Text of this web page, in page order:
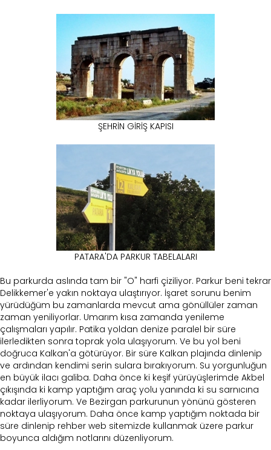
ŞEHRİN GİRİŞ KAPISI
PATARA'DA PARKUR TABELALARI
Bu parkurda aslında tam bir "O" harfi çiziliyor. Parkur beni tekrar
Delikkemer'e yakın noktaya ulaştırıyor. İşaret sorunu benim
yürüdüğüm bu zamanlarda mevcut ama gönüllüler zaman
zaman yeniliyorlar. Umarım kısa zamanda yenileme
çalışmaları yapılır. Patika yoldan denize paralel bir süre
ilerledikten sonra toprak yola ulaşıyorum. Ve bu yol beni
doğruca Kalkan'a götürüyor. Bir süre Kalkan plajında dinlenip
ve ardından kendimi serin sulara bırakıyorum. Su yorgunluğun
en büyük ilacı galiba. Daha önce ki keşif yürüyüşlerimde Akbel
çıkışında ki kamp yaptığım araç yolu yanında ki su sarnıcına
kadar ilerliyorum. Ve Bezirgan parkurunun yönünü gösteren
noktaya ulaşıyorum. Daha önce kamp yaptığım noktada bir
süre dinlenip rehber web sitemizde kullanmak üzere parkur
boyunca aldığım notlarını düzenliyorum.